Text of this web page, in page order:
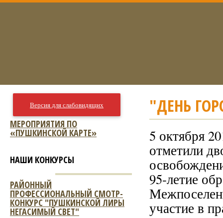
"ДЕНЬ
5 октября
отметили
95-летие
участие в
Версия для слабовидящих
МЕРОПРИЯТИЯ ПО
«ПУШКИНСКОЙ КАРТЕ»
НАШИ КОНКУРСЫ
РАЙОННЫЙ
ПРОФЕССИОНАЛЬНЫЙ СМОТР-
КОНКУРС "ПУШКИНСКОЙ ЛИРЫ
НЕГАСИМЫЙ СВЕТ"